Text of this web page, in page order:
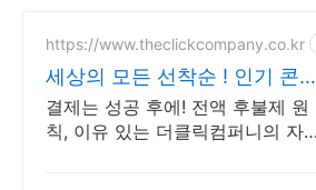
https://www.theclickcompany.co.kr
세상의 모든 선착순 ! 인기 콘서
트와 뮤지컬
결제는 성공 후에! 전액 후불제 원
칙, 이유 있는 더클릭컴퍼니의 자